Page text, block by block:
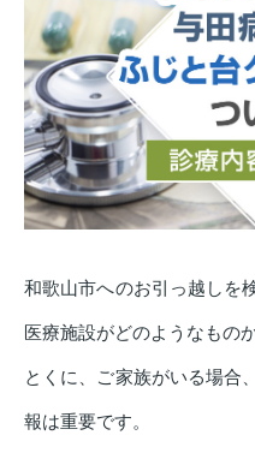
和歌山市へのお引っ越しを
医療施設がどのようなもの
とくに、ご家族がいる場合
報は重要です。